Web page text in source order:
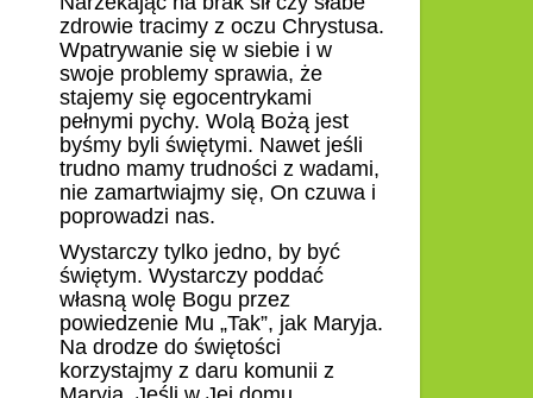
zdrowie tracimy z oczu Chrystusa.
Wpatrywanie się w siebie i w
swoje problemy sprawia, że
stajemy się egocentrykami
pełnymi pychy. Wolą Bożą jest
byśmy byli świętymi. Nawet jeśli
trudno mamy trudności z wadami,
nie zamartwiajmy się, On czuwa i
poprowadzi nas.
Wystarczy tylko jedno, by być
świętym. Wystarczy poddać
własną wolę Bogu przez
powiedzenie Mu „Tak”, jak Maryja.
Na drodze do świętości
korzystajmy z daru komunii z